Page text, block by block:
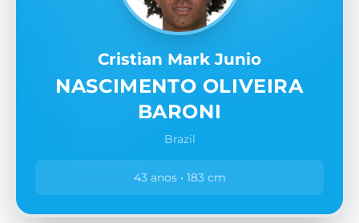
Cristian Mark Junio
NASCIMENTO OLIVEIRA
BARONI
Brazil
43 anos • 183 cm